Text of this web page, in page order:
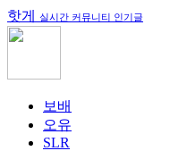
핫게 실시간 커뮤니티 인기글
보배
오유
SLR